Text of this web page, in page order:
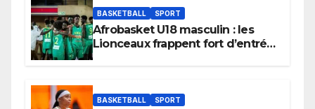
BASKETBALL SPORT
Afrobasket U18 masculin : les
Lionceaux frappent fort d’entrée
BASKETBALL SPORT